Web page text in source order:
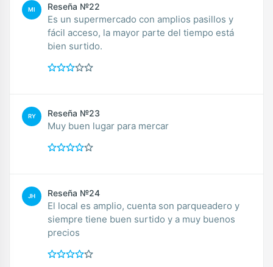
MI Reseña №22
Es un supermercado con amplios pasillos y
fácil acceso, la mayor parte del tiempo está
bien surtido.
RY Reseña №23
Muy buen lugar para mercar
JH Reseña №24
El local es amplio, cuenta son parqueadero y
siempre tiene buen surtido y a muy buenos
precios